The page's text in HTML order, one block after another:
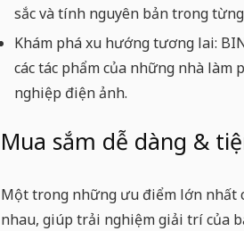
sắc và tính nguyên bản trong
Khám phá xu hướng tương lai:
các tác phẩm của những nhà
nghiệp điện ảnh.
Mua sắm dễ dàng &
Một trong những ưu điểm lớn nhất
nhau, giúp trải nghiệm giải trí của